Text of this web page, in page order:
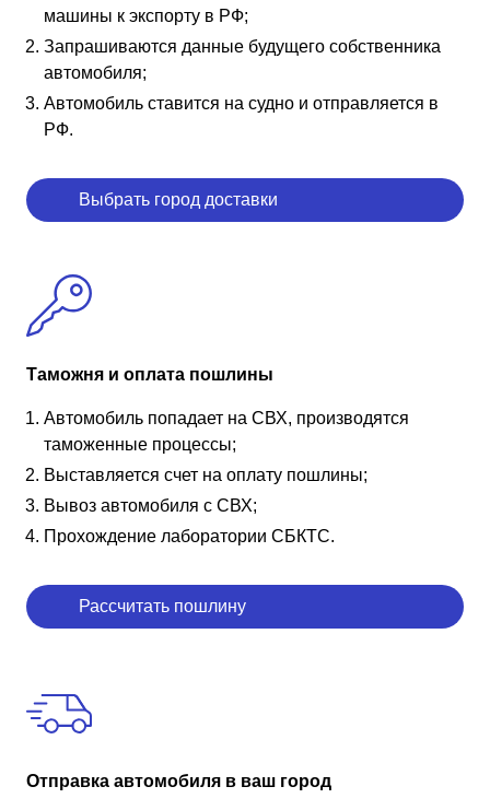
машины к экспорту в РФ;
Запрашиваются данные будущего собственника
автомобиля;
Автомобиль ставится на судно и отправляется в
РФ.
Выбрать город доставки
Таможня и оплата пошлины
Автомобиль попадает на СВХ, производятся
таможенные процессы;
Выставляется счет на оплату пошлины;
Вывоз автомобиля с СВХ;
Прохождение лаборатории СБКТС.
Рассчитать пошлину
Отправка автомобиля в ваш город